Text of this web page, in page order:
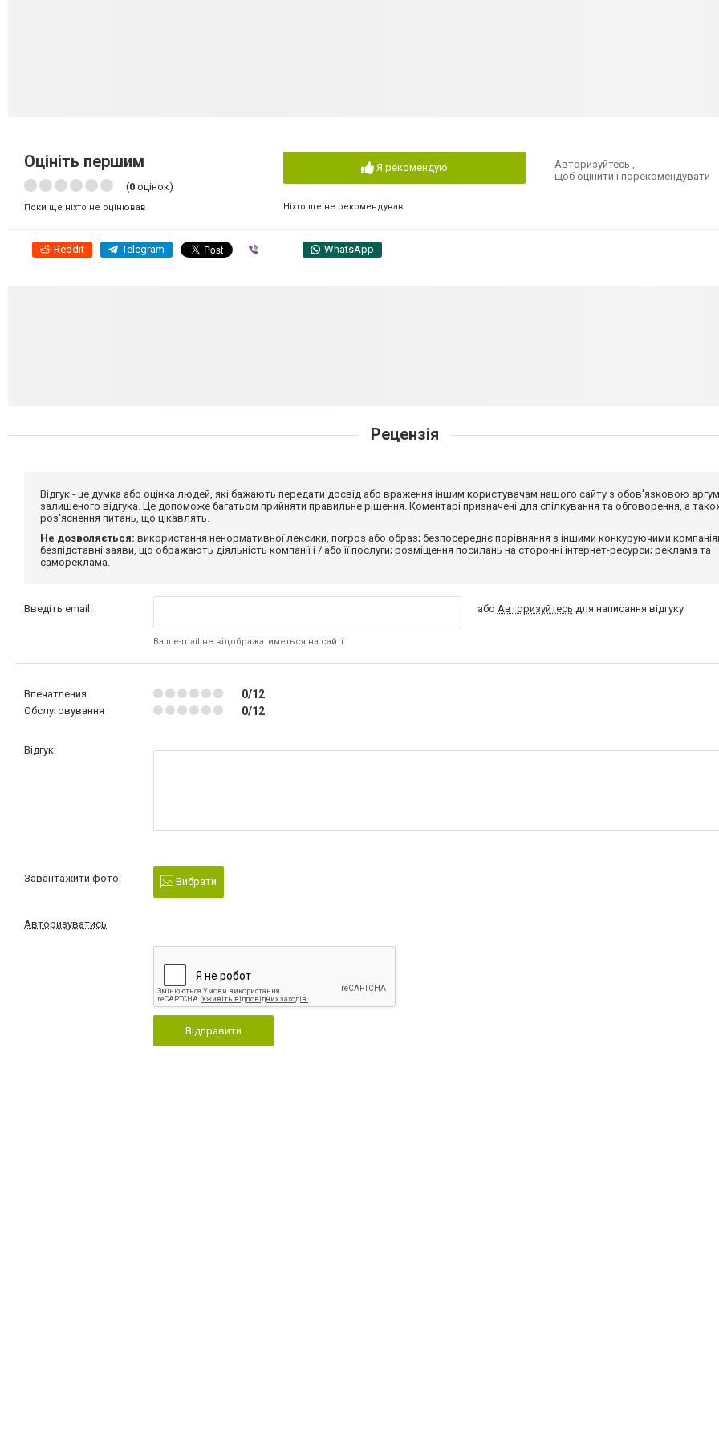
Оцініть першим
(0 оцінок)
Поки ще ніхто не оцінював
Я рекомендую
Ніхто ще не рекомендував
Авторизуйтесь
щоб оцінити і порекомендувати
Reddit Telegram WhatsApp
Рецензія
Відгук - це думка або оцінка людей, які бажають передати досвід або враження іншим користувачам нашого сайту з обов'язковою
залишеного відгука. Це допоможе багатьом прийняти правильне рішення. Коментарі призначені для спілкування та обговорення, а
роз'яснення питань, що цікавлять.
Не дозволяється: використання ненормативної лексики, погроз або образ; безпосереднє порівняння з іншими конкуруючими
безпідставні заяви, що ображають діяльність компанії і / або її послуги; розміщення посилань на сторонні інтернет-ресурси; реклама та
самореклама.
Введіть email:
Ваш e-mail не відображатиметься на сайті
або Авторизуйтесь для написання відгуку
Впечатления 0/12
Обслуговування 0/12
Відгук:
Завантажити фото: Вибрати
Авторизуватись
Відправити